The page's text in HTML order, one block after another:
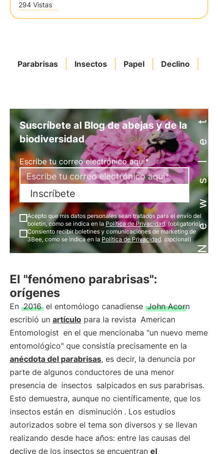
294 Vistas
Parabrisas Insectos Papel Declino Newsletter
Suscríbete al Blog de abejas y de la
biodiversidad
Escribe tu correo electrónico aquí*
Inscríbete
Acepto que mis datos personales sean tratados para el envío del
boletín, como se indica en la Política de Privacidad. (obligatorio)
Consiento recibir boletines y comunicaciones de marketing de
3Bee, como se indica en la Política de Privacidad. (opcional)
El "fenómeno parabrisas":
orígenes
En 2016 el entomólogo canadiense John Acorn
escribió un artículo para la revista American
Entomologist en el que mencionaba "un nuevo meme
entomológico" que consistía precisamente en la
anécdota del parabrisas, es decir, la denuncia por
parte de algunos conductores de una menor
presencia de insectos salpicados en sus parabrisas.
Esto demuestra, aunque no científicamente, que los
insectos están en disminución . Los estudios
autorizados sobre el tema son diversos y se llevan
realizando desde hace años: entre las causas del
declive de los insectos se encuentran el